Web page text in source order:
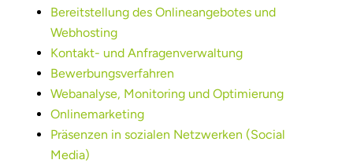
Bereitstellung des Onlineangebotes und
Webhosting
Kontakt- und Anfragenverwaltung
Bewerbungsverfahren
Webanalyse, Monitoring und Optimierung
Onlinemarketing
Präsenzen in sozialen Netzwerken (Social
Media)